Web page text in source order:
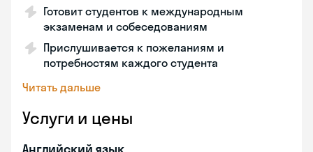
Готовит студентов к международным
экзаменам и собеседованиям
Прислушивается к пожеланиям и
потребностям каждого студента
Читать дальше
Услуги и цены